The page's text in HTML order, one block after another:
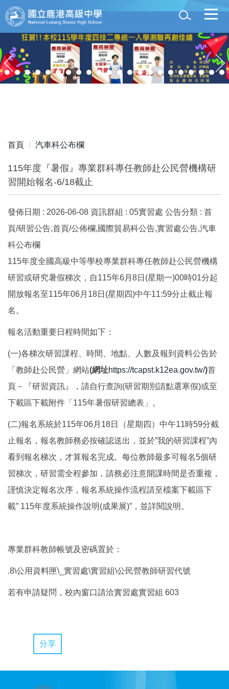
跳
到
主
內
容
區
首頁 汽車科公布欄
115年度『暑假』專業群科專任教師赴公民營機構研
習開始報名-6/18截止
發佈日期 : 2026-06-08 資訊群組 : 05實習處 公告分類 : 首
頁/研習公告,首頁/公佈欄,國際貿易科公告,實習處公告,汽車
科公布欄
115年度全國高級中等學校專業群科專任教師赴公民營機構
研習或研究暑假梯次，自115年6月8日(星期一)00時01分起
開放報名至115年06月18日(星期四)中午11:59分止截止報
名。
報名活動重要日程時間如下：
(一)各梯次研習課程、時間、地點、人數及報到資料公告於
「教師赴公民營」網站(網址https://tcapst.k12ea.gov.tw/)首
頁－『研習資訊』，請自行查詢(研習期別請點選寒假)或至
下載區下載附件「115年暑假研習總表」。
(二)報名系統於115年06月18日（星期四）中午11時59分截
止報名，報名教師務必按確認送出，並於”我的研習課程”內
看到報名梯次，才算報名完成。每位教師最多可報名5個研
習梯次，研習需全程參加，請務必注意開課時間是否重複，
謹慎決定報名次序，報名系統操作流程請至檔案下載區下
載” 115年度系統操作說明(成果展)”，並詳閱說明。
專業群科教師帳號及密碼置於：
.8\公用資料匣\_實習處\實習組\公民營教師研習代號
若有申請疑問，校內窗口請洽實習處實習組 603
分享